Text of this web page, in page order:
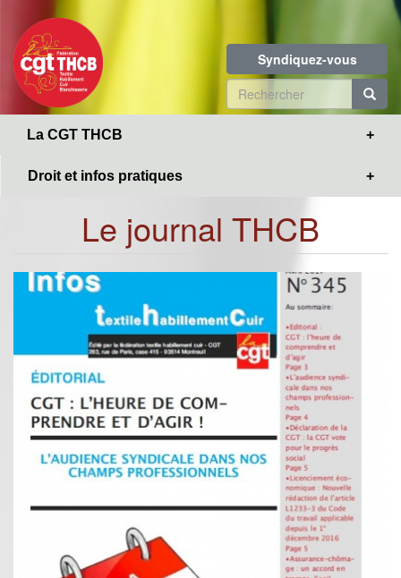
contenu
principal
Syndiquez-vous
Formulaire
de
La CGT THCB
Droit et infos pratiques
Le journal THCB